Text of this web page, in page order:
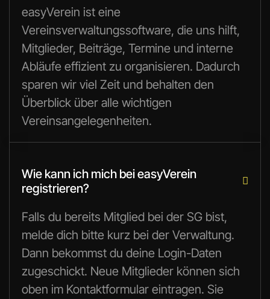
easyVerein ist eine
Vereinsverwaltungssoftware, die uns hilft,
Mitglieder, Beiträge, Termine und interne
Abläufe effizient zu organisieren. Dadurch
sparen wir viel Zeit und behalten den
Überblick über alle wichtigen
Vereinsangelegenheiten.
Wie kann ich mich bei easyVerein
registrieren?

Falls du bereits Mitglied bei der SG bist,
melde dich bitte kurz bei der Verwaltung.
Dann bekommst du deine Login-Daten
zugeschickt. Neue Mitglieder können sich
oben im Kontaktformular eintragen. Sie